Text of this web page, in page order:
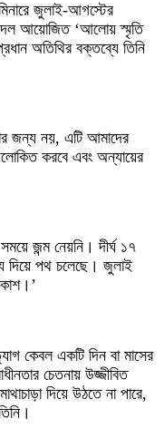
জুলাই-আগস্টের
আয়োজিত ‘আলোয় স্মৃতি
অতিথির বক্তব্যে তিনি
জন্য নয়, এটি আমাদের
করবে এবং অন্যায়ের
জন্ম নেয়নি। দীর্ঘ ১৭
দিয়ে পথ চলেছে। জুলাই
কেবল একটি দিন বা মাসের
চেতনায় উজ্জীবিত
দিয়ে উঠতে না পারে,